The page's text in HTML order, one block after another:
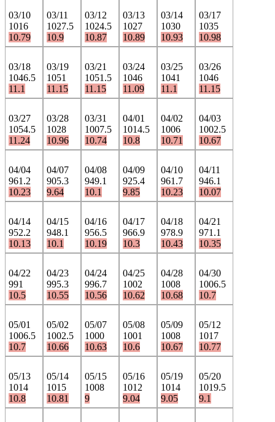
03/10
1016
10.79
03/11
1027.5
10.9
03/12
1024.5
10.87
03/13
1027
10.89
03/14
1030
10.93
03/17
1035
10.98
03/18
1046.5
11.1
03/19
1051
11.15
03/21
1051.5
11.15
03/24
1046
11.09
03/25
1041
11.1
03/26
1046
11.15
03/27
1054.5
11.24
03/28
1028
10.96
03/31
1007.5
10.74
04/01
1014.5
10.8
04/02
1006
10.71
04/03
1002.5
10.67
04/04
961.2
10.23
04/07
905.3
9.64
04/08
949.1
10.1
04/09
925.4
9.85
04/10
961.7
10.23
04/11
946.1
10.07
04/14
952.2
10.13
04/15
948.1
10.1
04/16
956.5
10.19
04/17
966.9
10.3
04/18
978.9
10.43
04/21
971.1
10.35
04/22
991
10.5
04/23
995.3
10.55
04/24
996.7
10.56
04/25
1002
10.62
04/28
1008
10.68
04/30
1006.5
10.7
05/01
1006.5
10.7
05/02
1002.5
10.66
05/07
1000
10.63
05/08
1001
10.6
05/09
1008
10.67
05/12
1017
10.77
05/13
1014
10.8
05/14
1015
10.81
05/15
1008
9
05/16
1012
9.04
05/19
1014
9.05
05/20
1019.5
9.1